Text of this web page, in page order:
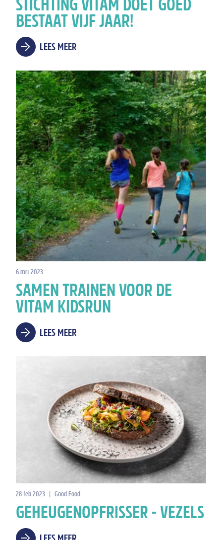
STICHTING VITAM DOET GOED
BESTAAT VIJF JAAR!
LEES MEER
6 mrt 2023
SAMEN TRAINEN VOOR DE
VITAM KIDSRUN
LEES MEER
28 feb 2023 | Good Food
GEHEUGENOPFRISSER - VEZELS